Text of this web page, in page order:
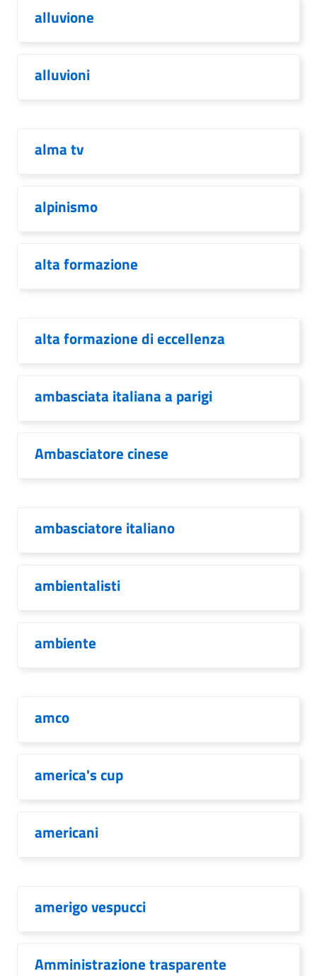
alluvione
alluvioni
alma tv
alpinismo
alta formazione
alta formazione di eccellenza
ambasciata italiana a parigi
Ambasciatore cinese
ambasciatore italiano
ambientalisti
ambiente
amco
america's cup
americani
amerigo vespucci
Amministrazione trasparente